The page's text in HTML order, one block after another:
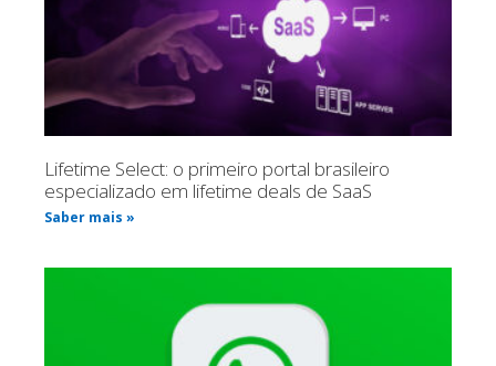
Lifetime Select: o primeiro portal brasileiro
especializado em lifetime deals de SaaS
Saber mais »